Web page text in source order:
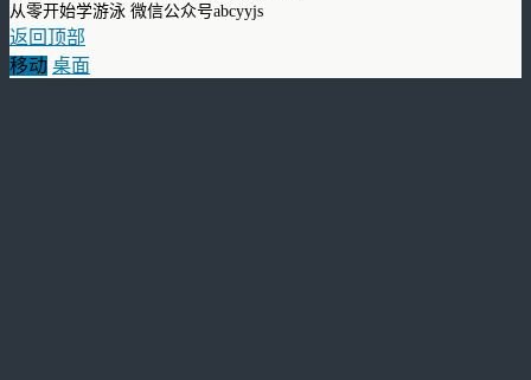
从零开始学游泳 微信公众号abcyyjs
返回顶部
移动 桌面